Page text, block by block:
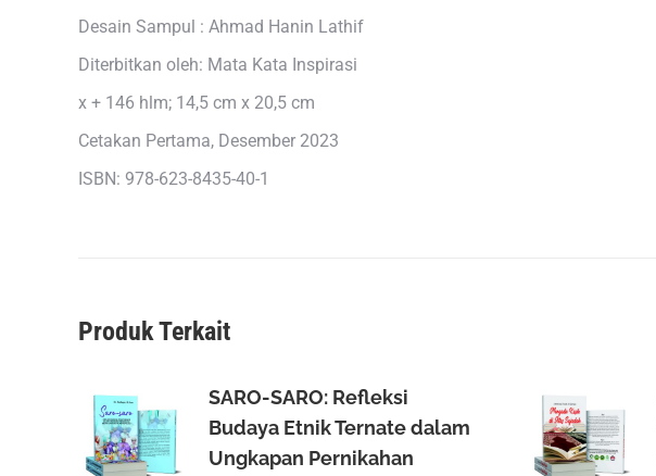
Desain Sampul : Ahmad Hanin Lathif
Diterbitkan oleh: Mata Kata Inspirasi
x + 146 hlm; 14,5 cm x 20,5 cm
Cetakan Pertama, Desember 2023
ISBN: 978-623-8435-40-1
Produk Terkait
SARO-SARO: Refleksi
Budaya Etnik Ternate dalam
Ungkapan Pernikahan